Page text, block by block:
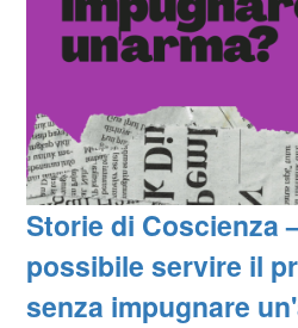
Storie di Coscienza
possibile servire il
senza impugnare